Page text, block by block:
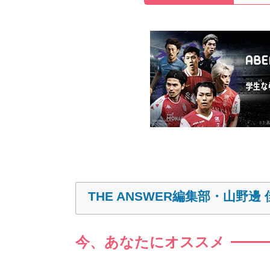
THE ANSWER編集部・山野邊
今、あなたにオススメ